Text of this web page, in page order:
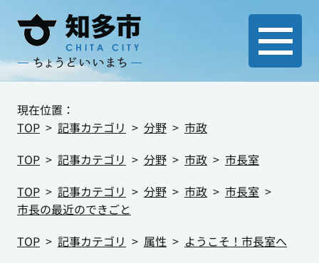
現在位置：
TOP
記事カテゴリ 分野
市政
TOP
記事カテゴリ 分野 市政
市長室
TOP
記事カテゴリ 分野 市政
市長室
市長の最近のできごと
TOP
記事カテゴリ 属性
ようこそ！市長室へ